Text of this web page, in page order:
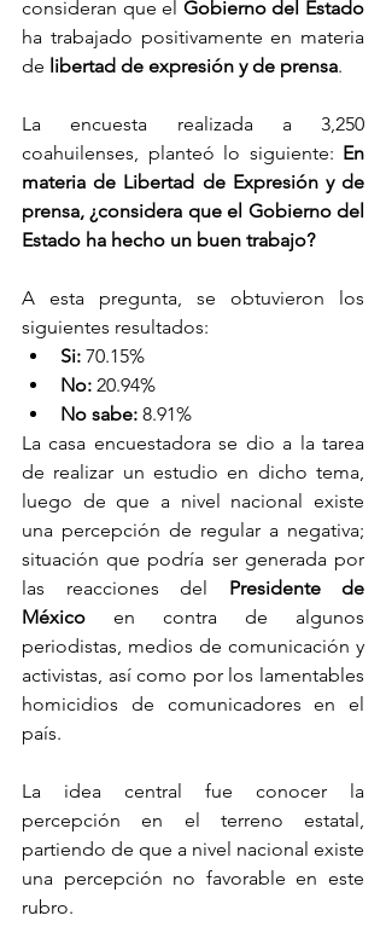
consideran que el Gobierno del Estado
ha trabajado positivamente en materia
de libertad de expresión y de prensa.
La encuesta realizada a 3,250
coahuilenses, planteó lo siguiente: En
materia de Libertad de Expresión y de
prensa, ¿considera que el Gobierno del
Estado ha hecho un buen trabajo?
A esta pregunta, se obtuvieron los
siguientes resultados:
Si: 70.15%
No: 20.94%
No sabe: 8.91%
La casa encuestadora se dio a la tarea
de realizar un estudio en dicho tema,
luego de que a nivel nacional existe
una percepción de regular a negativa;
situación que podría ser generada por
las reacciones del Presidente de
México en contra de algunos
periodistas, medios de comunicación y
activistas, así como por los lamentables
homicidios de comunicadores en el
país.
La idea central fue conocer la
percepción en el terreno estatal,
partiendo de que a nivel nacional existe
una percepción no favorable en este
rubro.